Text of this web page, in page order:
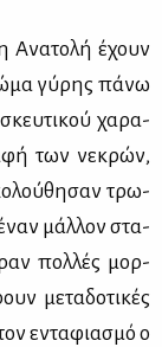
Ανα­το­λή έχουν
γύ­ρης πά­νω
χα­ρα­
των νε­κρών,
τρω­
μάλ­λον στα­
πολ­λές μορ­
με­τα­δο­τι­κές
εντα­φια­σμό ο